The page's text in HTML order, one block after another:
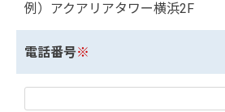
例）アクアリアタワー横浜2F
電話番号※